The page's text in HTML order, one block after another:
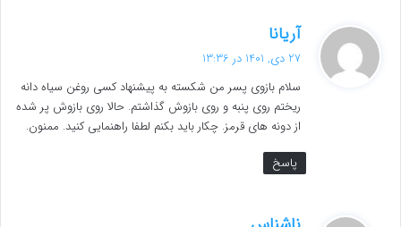
آریانا
:
27 دی, 1401 در 13:36
سلام بازوی پسر من شکسته به پیشنهاد کسی روغن سیاه دانه
ریختم روی پنبه و روی بازوش گذاشتم. حالا روی بازوش پر شده
از دونه های قرمز. چکار باید بکنم لطفا راهنمایی کنید. ممنون.
پاسخ